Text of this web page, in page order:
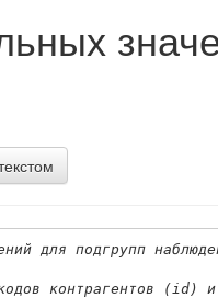
для подгрупп
контрагентов (id)